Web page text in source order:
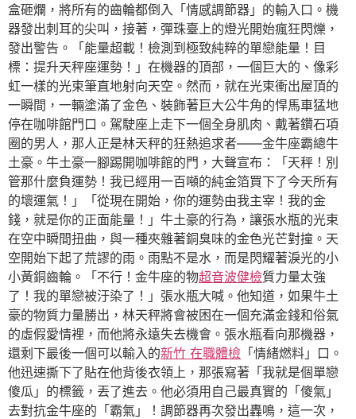
盒砸爛，將所有的齒輪都倒入「情感調節器」的輸入口。機
器發出刺耳的尖叫，接著，彈珠臺上的燈光開始瘋狂閃爍，
發出警告。「能量超載！檢測到極致純粹的單戀能量！目
標：提升天秤座運勢！」在機器的頂部，一個巨大的、像彩
虹一樣的光束筆直地射向天空。然而，就在光束衝出屋頂的
一瞬間，一輛塗滿了金色、裝飾著巨大公牛角的悍馬車猛地
停在咖啡館門口。駕駛座上走下一個全身肌肉、戴著鑽石項
圈的男人，那人正是林天秤的狂熱追求者——金牛座霸總牛
土豪。牛土豪一腳踢開咖啡館的門，大聲宣布：「天秤！別
管那什麼負運勢！我已經用一百噸的純金箔買下了今天所有
的壞運氣！」「從現在開始，你的運勢由我主宰！我的金
錢，就是你的正面能量！」牛土豪的行為，讓張水瓶的光束
在空中瞬間扭曲，與一種夾雜著銅臭味的金色光芒對撞。天
空開始下起了荒謬的雨。雨點不是水，而是閃耀著淚光的小
小黃銅齒輪。「不行！金牛座的物超音波健檢質力量太強
了！我的單戀被汙染了！」張水瓶大喊。他知道，如果牛土
豪的物質力量勝出，林天秤將會被困在一個充滿金錢和俗氣
的虛假愛情裡，而他將永遠失去機會。張水瓶看向那機器，
還剩下最後一個可以輸入的新竹 在職體檢 「情緒燃料」口。
他迅速撕下了貼在他背後衣領上，那張寫著「我就是個單戀
傻瓜」的標籤，丟了進去。他必須用自己最真實的「傻氣」
去對抗金牛座的「霸氣」！調節器再次發出轟鳴，這一次，